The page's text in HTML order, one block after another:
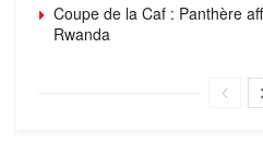
Coupe de la Caf : Panthère
Rwanda